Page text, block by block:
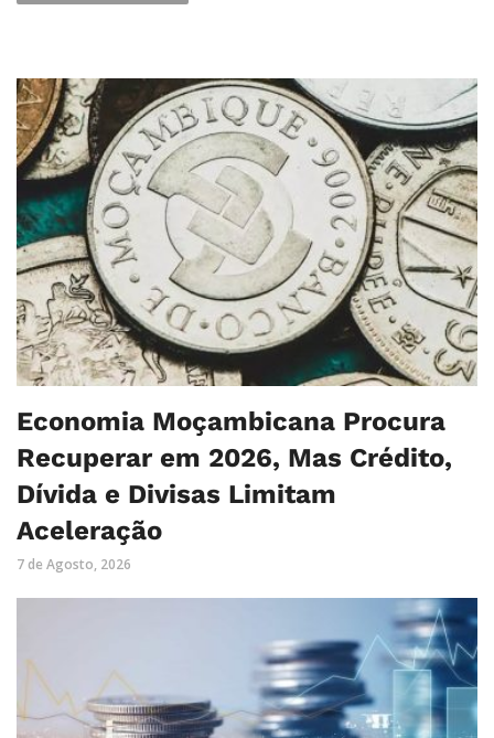
Economia Moçambicana Procura
Recuperar em 2026, Mas Crédito,
Dívida e Divisas Limitam
Aceleração
7 de Agosto, 2026